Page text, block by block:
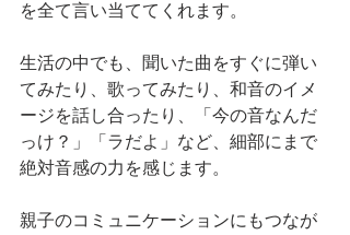
を全て言い当ててくれます。
生活の中でも、聞いた曲をすぐに弾い
てみたり、歌ってみたり、和音のイメ
ージを話し合ったり、「今の音なんだ
っけ？」「ラだよ」など、細部にまで
絶対音感の力を感じます。
親子のコミュニケーションにもつなが